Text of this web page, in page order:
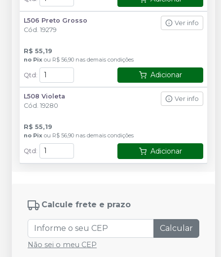
L506 Preto Grosso
Cód. 19279
Ver info
R$ 55,19
no Pix ou R$ 56,90 nas demais condições
Qtd: Adicionar
L508 Violeta
Cód. 19280
Ver info
R$ 55,19
no Pix ou R$ 56,90 nas demais condições
Qtd : Adicionar
Calcule frete e prazo
Calcular
Não sei o meu CEP